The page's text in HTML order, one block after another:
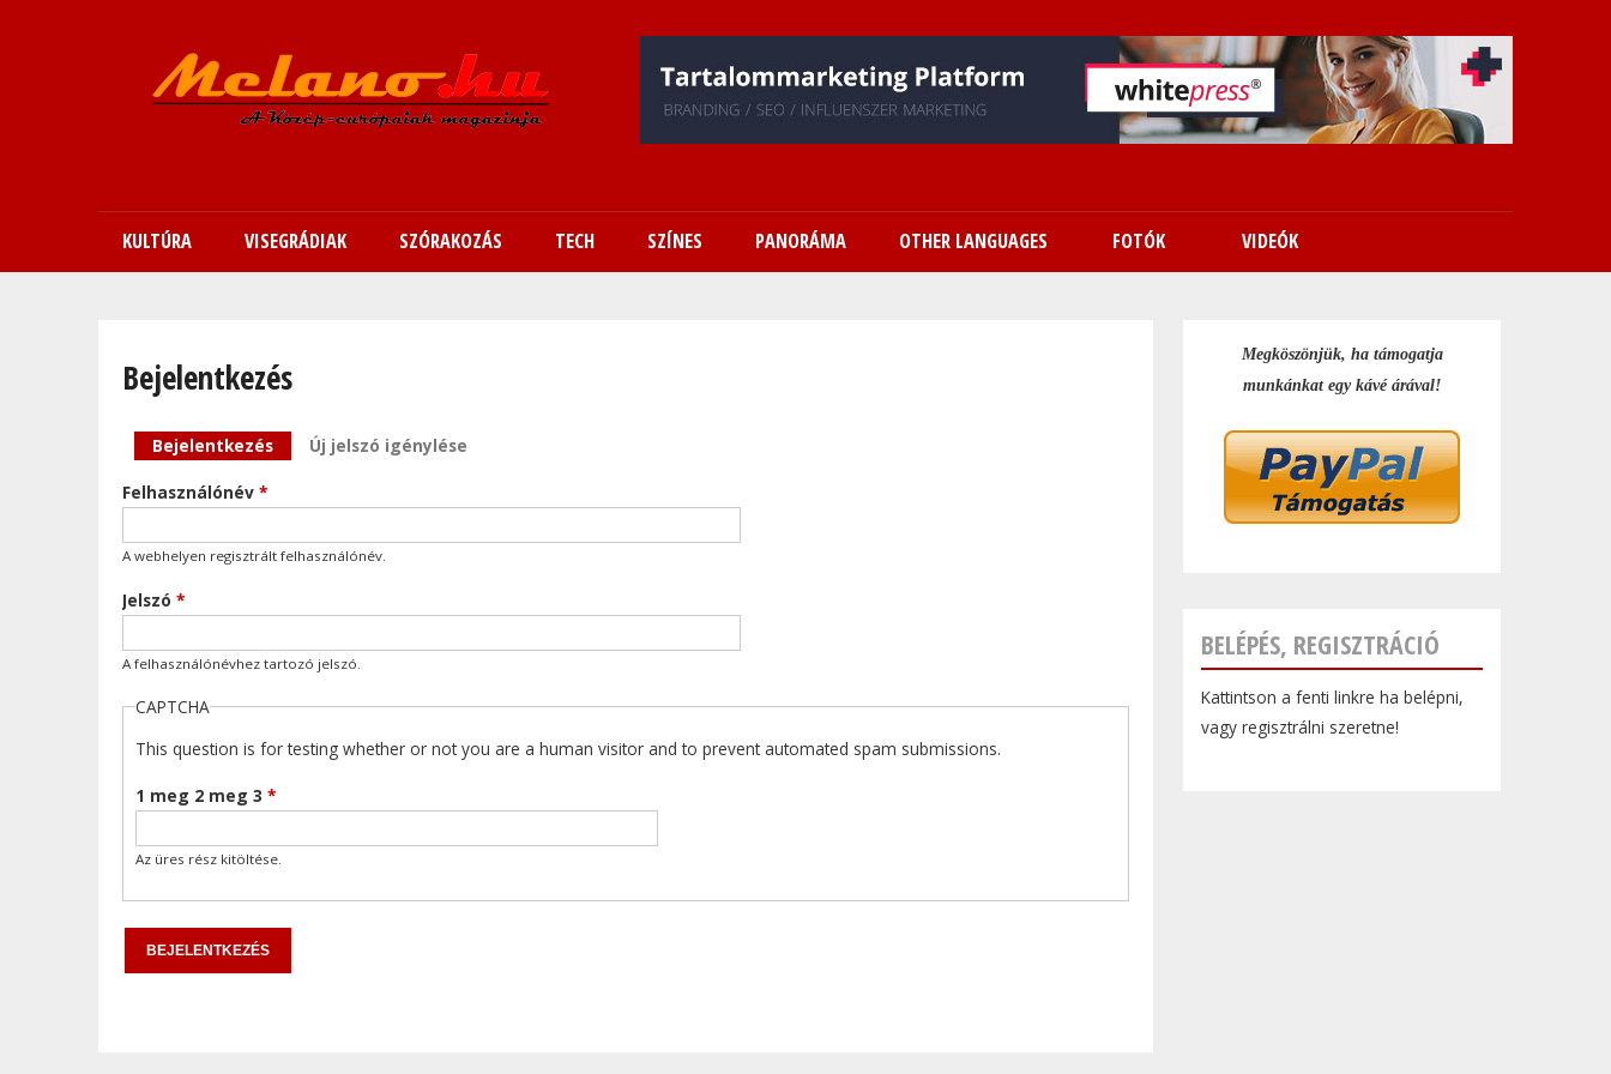
tartalomra
KULTÚRA VISEGRÁDIAK SZÓRAKOZÁS TECH SZÍNES PANORÁMA OTHER LANGUAGES FOTÓK VIDEÓK
Bejelentkezés
Elsődleges fülek
Bejelentkezés (aktív fül)
Új jelszó igénylése
Felhasználónév *
A webhelyen regisztrált felhasználónév.
Jelszó *
A felhasználónévhez tartozó jelszó.
CAPTCHA
This question is for testing whether or not you are a human visitor and to prevent automated spam submissions.
1 meg 2 meg 3 *
Az üres rész kitöltése.
Megköszönjük, ha támogatja
munkánkat egy kávé árával!
BELÉPÉS, REGISZTRÁCIÓ
Kattintson a fenti linkre ha belépni,
vagy regisztrálni szeretne!